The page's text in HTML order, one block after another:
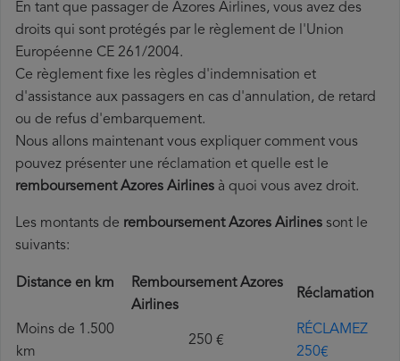
En tant que passager de Azores Airlines, vous avez des
droits qui sont protégés par le règlement de l'Union
Européenne CE 261/2004.
Ce règlement fixe les règles d'indemnisation et
d'assistance aux passagers en cas d'annulation, de retard
ou de refus d'embarquement.
Nous allons maintenant vous expliquer comment vous
pouvez présenter une réclamation et quelle est le
remboursement Azores Airlines à quoi vous avez droit.
Les montants de remboursement Azores Airlines sont le
suivants:
Distance en km
Remboursement Azores
Airlines
Réclamation
Moins de 1.500
km
250 €
RÉCLAMEZ
250€